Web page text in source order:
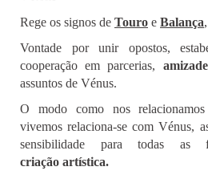
Rege os signos de Touro e Balança
Vontade por unir opostos,
cooperação em parcerias,
assuntos de Vénus.
O modo como nos
vivemos ­­­­­­relaciona-se com Vénus,
sensibilidade para todas
criação artística.